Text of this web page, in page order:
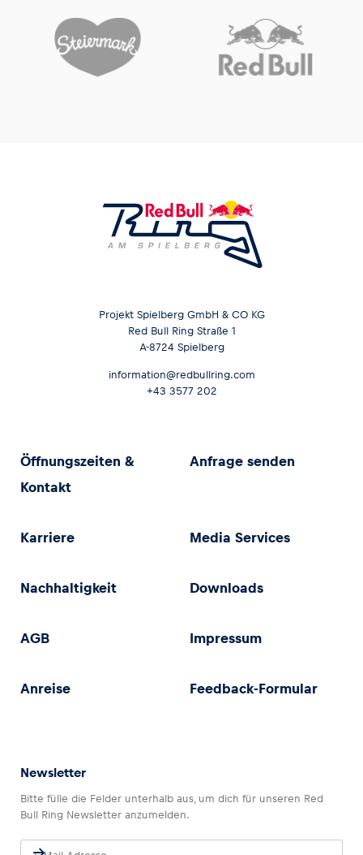
Projekt Spielberg GmbH & CO KG
Red Bull Ring Straße 1
A-8724 Spielberg
information@redbullring.com
+43 3577 202
Öffnungszeiten &
Kontakt
Anfrage senden
Karriere Media Services
Nachhaltigkeit Downloads
AGB Impressum
Anreise Feedback-Formular
Newsletter
Bitte fülle die Felder unterhalb aus, um dich für unseren Red
Bull Ring Newsletter anzumelden.